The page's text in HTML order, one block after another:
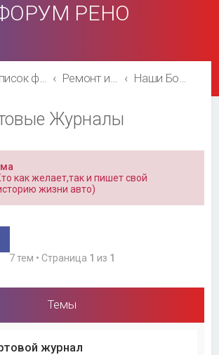
РЕНО
Список форумов Ремонт и эксплуатация Наши Бортовые Журналы
Журналы
как желает,так и пишет свой
жизни авто)
7 тем • Страница 1 из 1
Темы
журнал